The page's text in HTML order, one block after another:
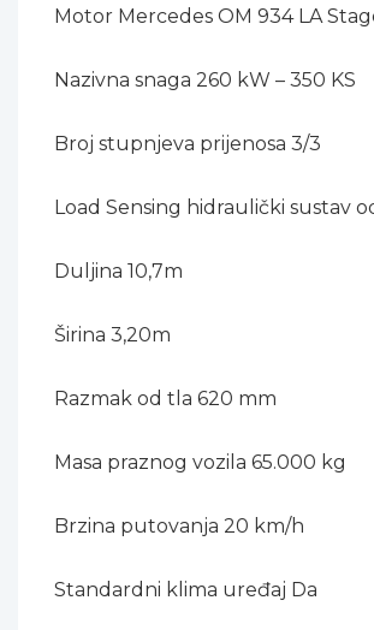
Motor Mercedes OM 934 LA
Nazivna snaga 260 kW – 350 KS
Broj stupnjeva prijenosa 3/3
Load Sensing hidraulički sustav
Duljina 10,7m
Širina 3,20m
Razmak od tla 620 mm
Masa praznog vozila 65.000 kg
Brzina putovanja 20 km/h
Standardni klima uređaj Da